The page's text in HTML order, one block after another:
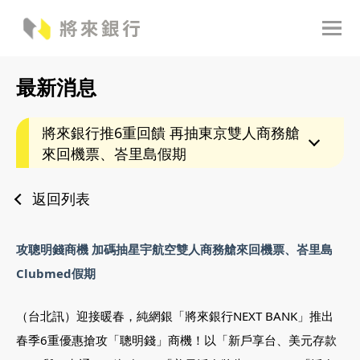
最新消息
將來銀行推6重回饋 再抽東京雙人商務艙
來回機票、峇里島假期
返回列表
攻聰明錢商機 加碼抽星宇航空雙人商務艙來回機票、峇里島
Clubmed假期
（台北訊）迎接暖春，純網銀「將來銀行NEXT BANK」推出
春季6重優惠搶攻「聰明錢」商機！以「新戶享台、美元存款